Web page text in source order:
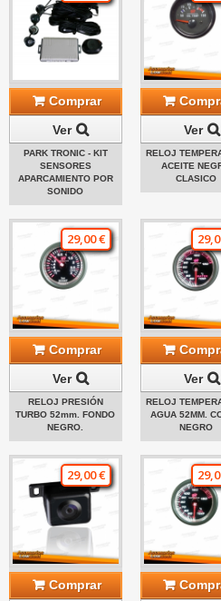
Comprar
Ver
PARK TRONIC - KIT
SENSORES
APARCAMIENTO POR
SONIDO
Ver
RELOJ
ACEITE
CLASICO
29,00 €
Comprar
Ver
RELOJ PRESIÓN
TURBO 52mm. FONDO
NEGRO.
Ver
RELOJ
AGUA 52MM.
NEGRO
29,00 €
Comprar